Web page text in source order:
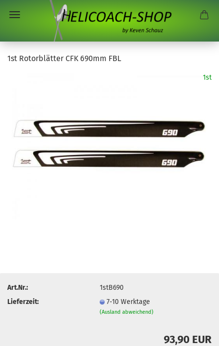
1st Rotorblätter CFK 690mm FBL
1st
Art.Nr.:
1stB690
Lieferzeit:
7-10 Werktage
(Ausland abweichend)
93,90 EUR